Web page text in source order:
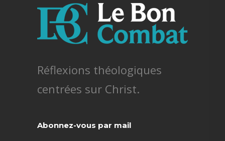
Réflexions théologiques
centrées sur Christ.
Abonnez-vous par mail